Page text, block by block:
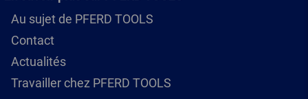
Au sujet de PFERD TOOLS
Contact
Actualités
Travailler chez PFERD TOOLS